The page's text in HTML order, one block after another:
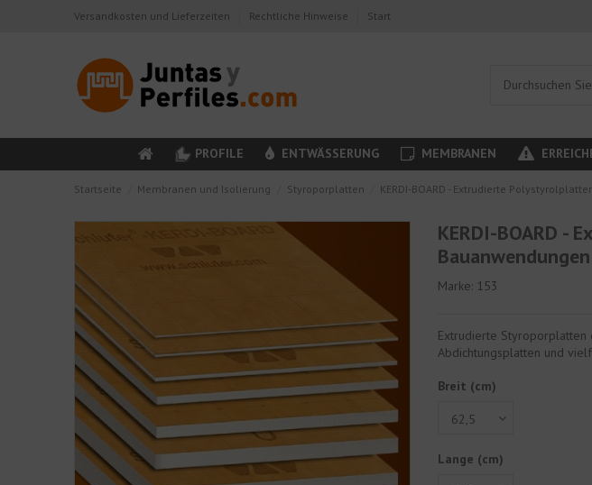
Versandkosten und Lieferzeiten Rechtliche Hinweise Start
PROFILE ENTWÄSSERUNG MEMBRANEN
Startseite Membranen und Isolierung Styroporplatten KERDI-BOARD - Extrudierte
KERDI-BOARD
Bauanwendungen
Marke: 153
Extrudierte Styroporplatten
Abdichtungsplatten und
Breit (cm)
Lange (cm)